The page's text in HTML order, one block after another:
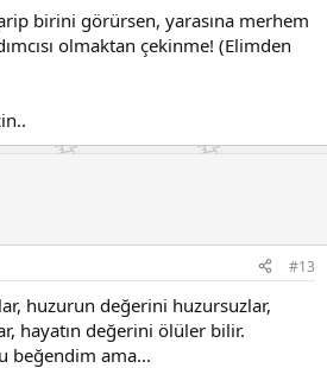
birini görürsen, yarasına merhem
olmaktan çekinme! (Elimden
#13
huzurun değerini huzursuzlar,
hayatın değerini ölüler bilir.
beğendim ama...